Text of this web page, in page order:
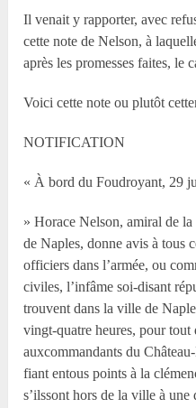
Il venait y rapporter, avec
cette note de Nelson, à
après les promesses faites, le
Voici cette note ou plutôt
NOTIFICATION
« À bord du Foudroyant, 29
» Horace Nelson, amiral de
de Naples, donne avis à tous
officiers dans l’armée, ou
civiles, l’infâme soi-disant
trouvent dans la ville de
vingt-quatre heures, pour tout
auxcommandants du
fiant entous points à la
s’ilssont hors de la ville à